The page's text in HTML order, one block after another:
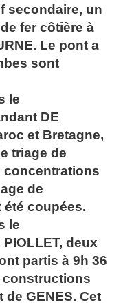
secondaire, un
fer côtière à
Le pont a
sont
le
DE
et Bretagne,
triage de
concentrations
de
été coupées.
le
deux
partis à 9h 36
constructions
de GENES. Cet